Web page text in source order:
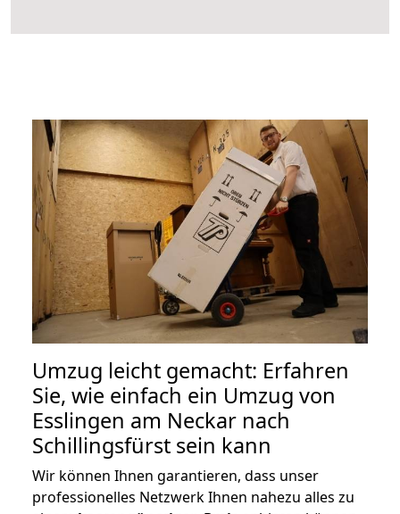
Umzug leicht gemacht: Erfahren
Sie, wie einfach ein Umzug von
Esslingen am Neckar nach
Schillingsfürst sein kann
Wir können Ihnen garantieren, dass unser
professionelles Netzwerk Ihnen nahezu alles zu